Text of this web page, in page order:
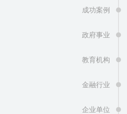
成功案例
政府事业
教育机构
金融行业
企业单位